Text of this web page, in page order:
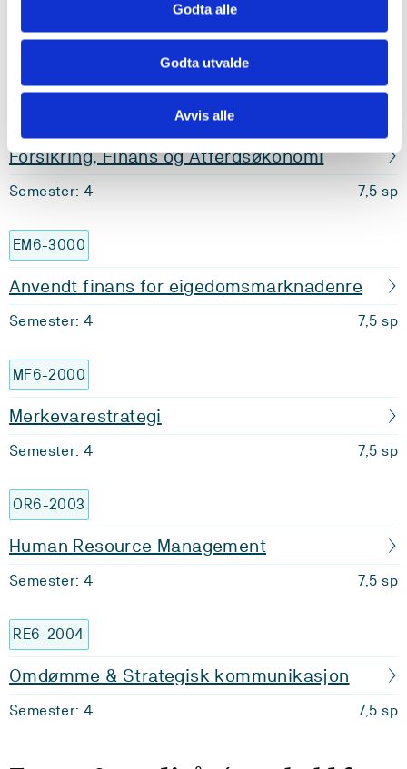
Godta alle
Godta utvalde
Avvis alle
Regnskap i praksis
Forsikring, Finans og Åtferdsøkonomi
Semester: 4 7,5 sp
EM6-3000
Anvendt finans for eigedomsmarknadenre
Semester: 4 7,5 sp
MF6-2000
Merkevarestrategi
Semester: 4 7,5 sp
OR6-2003
Human Resource Management
Semester: 4 7,5 sp
RE6-2004
Omdømme & Strategisk kommunikasjon
Semester: 4 7,5 sp